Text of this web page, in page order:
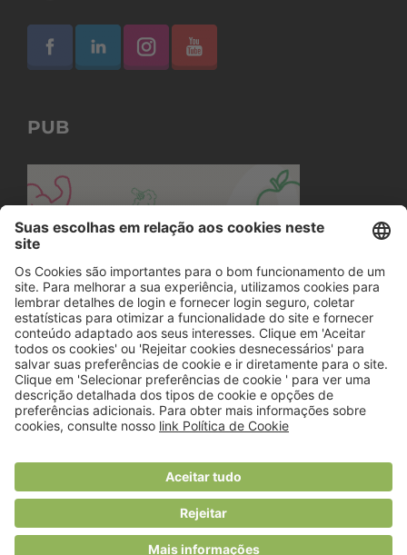
PUB
© 2018 Viver Saudável
O portal dos profissionais de nutrição